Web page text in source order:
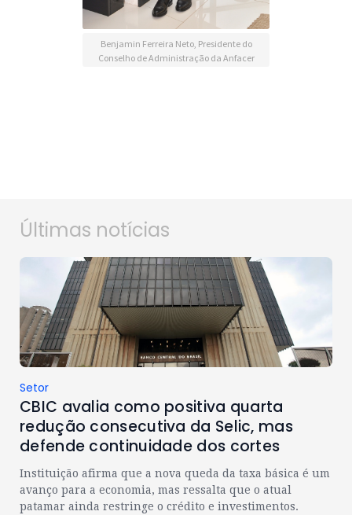
Benjamin Ferreira Neto, Presidente do
Conselho de Administração da Anfacer
Últimas notícias
Setor
CBIC avalia como positiva quarta
redução consecutiva da Selic, mas
defende continuidade dos cortes
Instituição afirma que a nova queda da taxa básica é um
avanço para a economia, mas ressalta que o atual
patamar ainda restringe o crédito e investimentos.